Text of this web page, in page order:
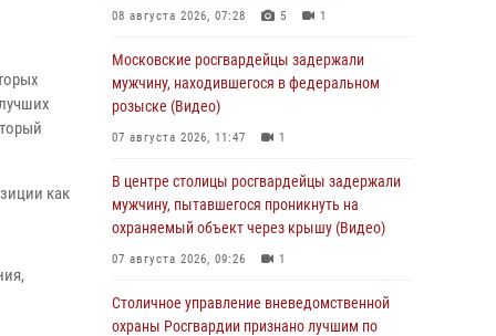
как
08 августа 2026, 07:28 5 1
Московские росгвардейцы задержали
мужчину, находившегося в федеральном
розыске (Видео)
07 августа 2026, 11:47 1
В центре столицы росгвардейцы задержали
мужчину, пытавшегося проникнуть на
охраняемый объект через крышу (Видео)
07 августа 2026, 09:26 1
Столичное управление вневедомственной
охраны Росгвардии признано лучшим по